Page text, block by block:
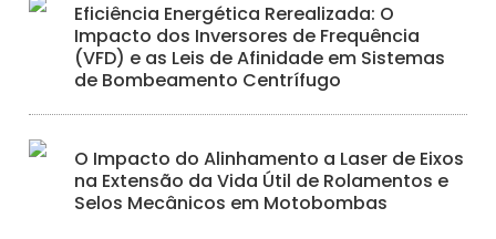
Eficiência Energética Rerealizada: O
Impacto dos Inversores de Frequência
(VFD) e as Leis de Afinidade em Sistemas
de Bombeamento Centrífugo
O Impacto do Alinhamento a Laser de Eixos
na Extensão da Vida Útil de Rolamentos e
Selos Mecânicos em Motobombas